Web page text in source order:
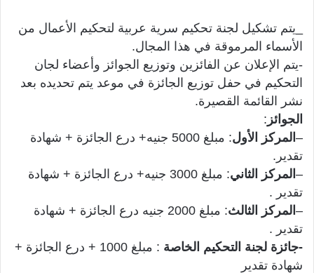
_يتم تشكيل لجنة تحكيم سرية عربية لتحكيم الأعمال من
الأسماء المرموقة في هذا المجال.
-يتم الإعلان عن الفائزين وتوزيع الجوائز وأعضاء لجان
التحكيم في حفل توزيع الجائزة في موعد يتم تحديده بعد
نشر القائمة القصيرة.
الجوائز :
– المركز الأول
: مبلغ 5000 جنيه+ درع الجائزة + شهادة
تقدير.
– المركز الثاني
: مبلغ 3000 جنيه+ درع الجائزة + شهادة
تقدير .
– المركز الثالث
: مبلغ 2000 جنيه درع الجائزة + شهادة
تقدير .
-جائزة لجنة التحكيم الخاصة
: مبلغ 1000 + درع الجائزة +
شهادة تقدير